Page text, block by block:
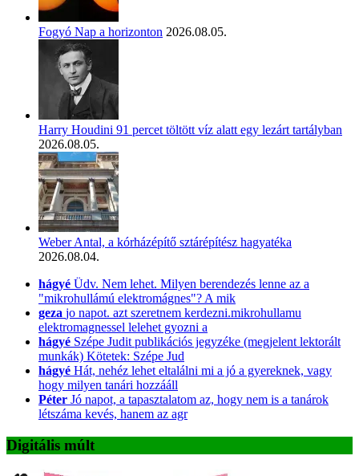
Fogyó Nap a horizonton 2026.08.05.
Harry Houdini 91 percet töltött víz alatt egy lezárt tartályban
2026.08.05.
Weber Antal, a kórházépítő sztárépítész hagyatéka
2026.08.04.
hágyé Üdv. Nem lehet. Milyen berendezés lenne az a
"mikrohullámú elektromágnes"? A mik
geza jo napot. azt szeretnem kerdezni.mikrohullamu
elektromagnessel lelehet gyozni a
hágyé Szépe Judit publikációs jegyzéke (megjelent lektorált
munkák) Kötetek: Szépe Jud
hágyé Hát, nehéz lehet eltalálni mi a jó a gyereknek, vagy
hogy milyen tanári hozzááll
Péter Jó napot, a tapasztalatom az, hogy nem is a tanárok
létszáma kevés, hanem az agr
Digitális múlt